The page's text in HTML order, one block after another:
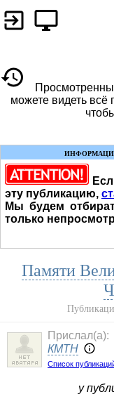
можете видеть всё
эту публикацию,
Мы будем
только
Памяти
Прислал(a):
КМТН
Список
у